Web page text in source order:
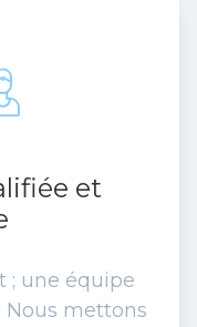
et
; une équipe
Nous mettons